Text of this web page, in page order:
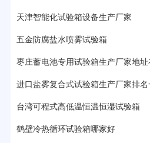
22分钟前用户提问：紫外线老化
25分钟前用户提问：老化箱和干
27分钟前用户提问：移动电源老
32分钟前用户提问：氙灯老化试
2分钟前用户提问：大型高温老化
天津智能化试验箱设备生产厂家
五金防腐盐水喷雾试验箱
枣庄蓄电池专用试验箱生产厂家地址
进口盐雾复合式试验箱生产厂家排名
台湾可程式高低温恒温恒湿试验箱
鹤壁冷热循环试验箱哪家好